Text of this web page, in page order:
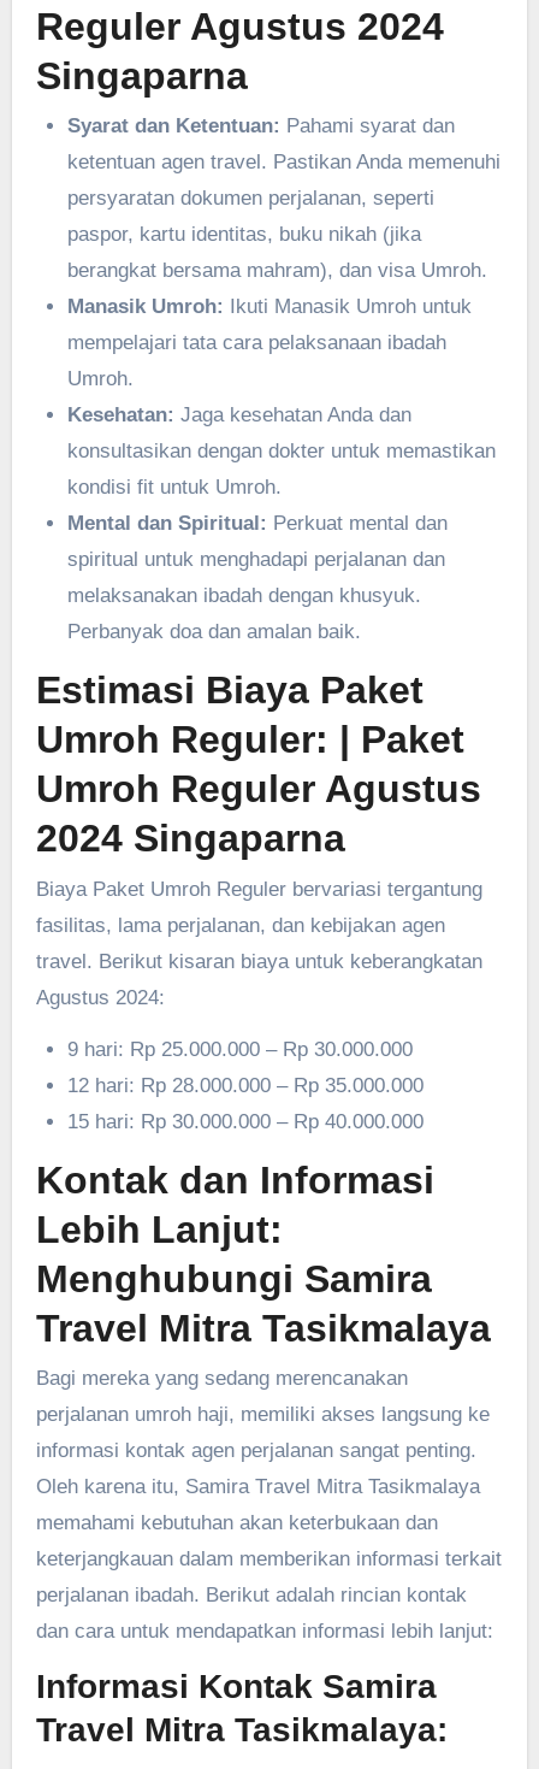
Reguler Agustus 2024
Singaparna
Syarat dan Ketentuan: Pahami syarat dan
ketentuan agen travel. Pastikan Anda memenuhi
persyaratan dokumen perjalanan, seperti
paspor, kartu identitas, buku nikah (jika
berangkat bersama mahram), dan visa Umroh.
Manasik Umroh: Ikuti Manasik Umroh untuk
mempelajari tata cara pelaksanaan ibadah
Umroh.
Kesehatan: Jaga kesehatan Anda dan
konsultasikan dengan dokter untuk memastikan
kondisi fit untuk Umroh.
Mental dan Spiritual: Perkuat mental dan
spiritual untuk menghadapi perjalanan dan
melaksanakan ibadah dengan khusyuk.
Perbanyak doa dan amalan baik.
Estimasi Biaya Paket
Umroh Reguler: | Paket
Umroh Reguler Agustus
2024 Singaparna
Biaya Paket Umroh Reguler bervariasi tergantung
fasilitas, lama perjalanan, dan kebijakan agen
travel. Berikut kisaran biaya untuk keberangkatan
Agustus 2024:
9 hari: Rp 25.000.000 – Rp 30.000.000
12 hari: Rp 28.000.000 – Rp 35.000.000
15 hari: Rp 30.000.000 – Rp 40.000.000
Kontak dan Informasi
Lebih Lanjut:
Menghubungi Samira
Travel Mitra Tasikmalaya
Bagi mereka yang sedang merencanakan
perjalanan umroh haji, memiliki akses langsung ke
informasi kontak agen perjalanan sangat penting.
Oleh karena itu, Samira Travel Mitra Tasikmalaya
memahami kebutuhan akan keterbukaan dan
keterjangkauan dalam memberikan informasi terkait
perjalanan ibadah. Berikut adalah rincian kontak
dan cara untuk mendapatkan informasi lebih lanjut:
Informasi Kontak Samira
Travel Mitra Tasikmalaya: